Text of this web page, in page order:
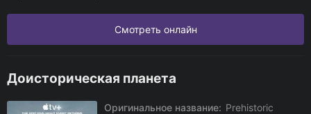
Смотреть онлайн
Доисторическая планета
Оригинальное название: Prehistoric